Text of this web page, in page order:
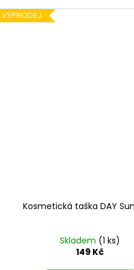
VÝPRODEJ
Kosmetická taška DAY
Skladem (1 ks)
149 Kč